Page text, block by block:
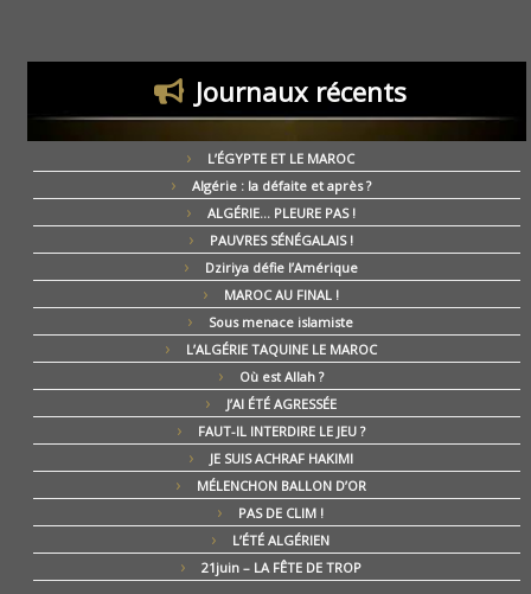
Journaux récents
L’ÉGYPTE ET LE MAROC
Algérie : la défaite et après ?
ALGÉRIE… PLEURE PAS !
PAUVRES SÉNÉGALAIS !
Dziriya défie l’Amérique
MAROC AU FINAL !
Sous menace islamiste
L’ALGÉRIE TAQUINE LE MAROC
Où est Allah ?
J’AI ÉTÉ AGRESSÉE
FAUT-IL INTERDIRE LE JEU ?
JE SUIS ACHRAF HAKIMI
MÉLENCHON BALLON D’OR
PAS DE CLIM !
L’ÉTÉ ALGÉRIEN
21juin – LA FÊTE DE TROP